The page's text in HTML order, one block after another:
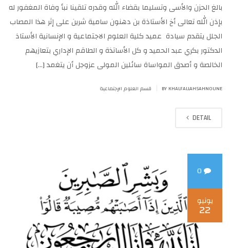
بالغ الحزن والأسى وتسليما بقضاء الله وقدره تلقينا نبأ وفاة المغفور له
بإذن الله تعالى أخ الأستاذة بن دهنون سامية شرين على إثر هذا المصاب
الجلل يتقدم سيادة عميد كلية العلوم الاجتماعية و الإنسانية الأستاذ
الدكتور بكري عبد الحميد و كل الأساتذة و الطاقم الإداري بتعازيهم
الخالصة و أصدق المواساة سائلين المولى عزوجل أن يتغمد […]
BY KHALFALLAHSAHNOUNE قسم العلوم الإجتماعية
DETAIL
يونيو
22